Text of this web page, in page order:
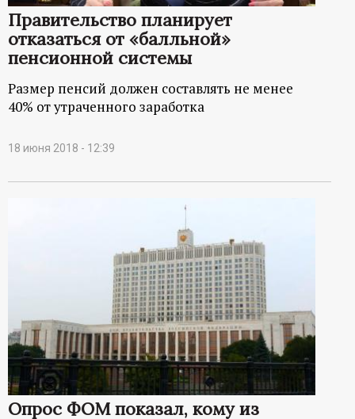
Правительство планирует
отказаться от «балльной»
пенсионной системы
Размер пенсий должен составлять не менее
40% от утраченного заработка
18 июня 2018 - 12:39
Опрос ФОМ показал, кому из